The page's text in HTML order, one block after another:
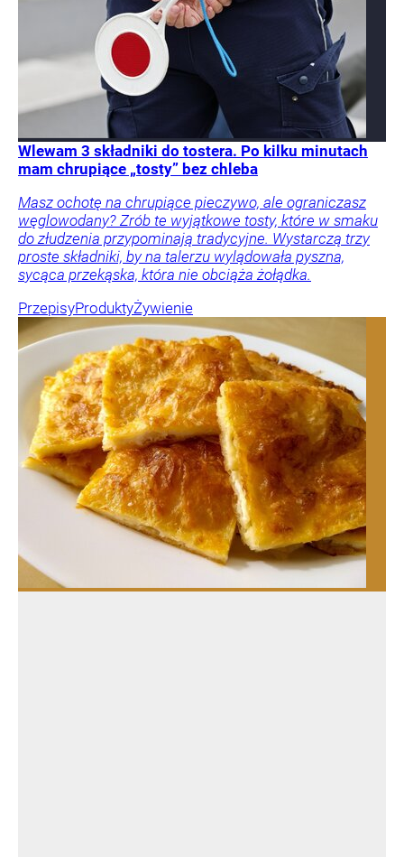
Wlewam 3 składniki do tostera. Po kilku minutach
mam chrupiące „tosty” bez chleba
Masz ochotę na chrupiące pieczywo, ale ograniczasz
węglowodany? Zrób te wyjątkowe tosty, które w smaku
do złudzenia przypominają tradycyjne. Wystarczą trzy
proste składniki, by na talerzu wylądowała pyszna,
sycąca przekąska, która nie obciąża żołądka.
PrzepisyProduktyŻywienie